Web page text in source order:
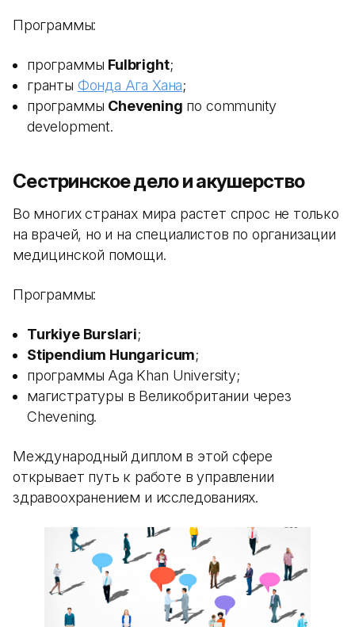
Программы:
программы Fulbright;
гранты Фонда Ага Хана;
программы Chevening по community
development.
Сестринское дело и акушерство
Во многих странах мира растет спрос не только
на врачей, но и на специалистов по организации
медицинской помощи.
Программы:
Turkiye Burslari;
Stipendium Hungaricum;
программы Aga Khan University;
магистратуры в Великобритании через
Chevening.
Международный диплом в этой сфере
открывает путь к работе в управлении
здравоохранением и исследованиях.